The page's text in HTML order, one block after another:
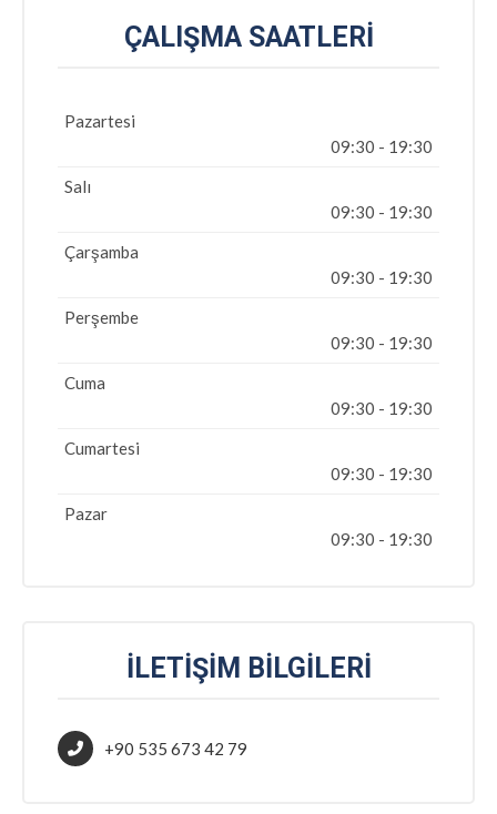
ÇALIŞMA SAATLERI
Pazartesi
09:30 - 19:30
Salı
09:30 - 19:30
Çarşamba
09:30 - 19:30
Perşembe
09:30 - 19:30
Cuma
09:30 - 19:30
Cumartesi
09:30 - 19:30
Pazar
09:30 - 19:30
İLETIŞIM BILGILERI
+90 535 673 42 79